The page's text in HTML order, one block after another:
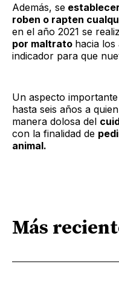
Además, se
roben o rapten
en el año 2021 se
por maltrato hacia los
indicador para que
Un aspecto
hasta seis años a
manera dolosa del
con la finalidad de
animal.
Más